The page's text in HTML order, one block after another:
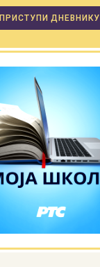
ПРИСТУПИ ДНЕВНИКУ